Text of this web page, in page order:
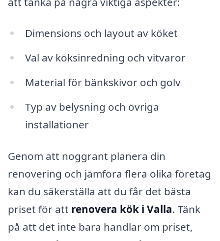
Dimensions och layout av köket
Val av köksinredning och vitvaror
Material för bänkskivor och golv
Typ av belysning och övriga
installationer
Genom att noggrant planera din
renovering och jämföra flera olika företag
kan du säkerställa att du får det bästa
priset för att renovera kök i Valla. Tänk
på att det inte bara handlar om priset,